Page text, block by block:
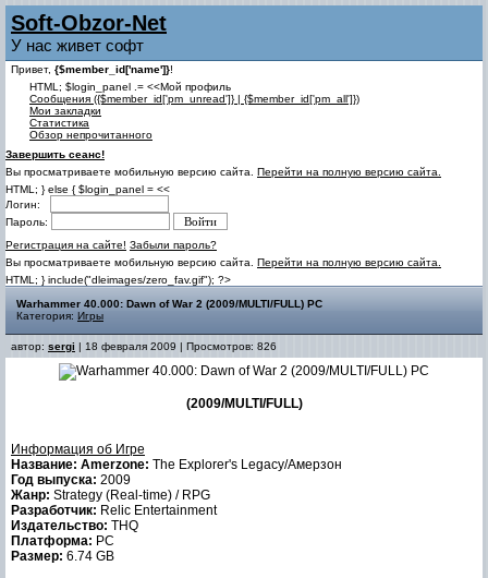
Soft-Obzor-Net
У нас живет софт
Привет, {$member_id['name']}!
HTML; $login_panel .= <<Мой профиль
Cообщения ({$member_id['pm_unread']} | {$member_id['pm_all']})
Мои закладки
Статистика
Обзор непрочитанного
Завершить сеанс!
Вы просматриваете мобильную версию сайта. Перейти на полную версию сайта.
HTML; } else { $login_panel = <<
Логин:
Пароль:
Регистрация на сайте! Забыли пароль?
Вы просматриваете мобильную версию сайта. Перейти на полную версию сайта.
HTML; } include("dleimages/zero_fav.gif"); ?>
Warhammer 40.000: Dawn of War 2 (2009/MULTI/FULL) PC
Категория: Игры
автор: sergi | 18 февраля 2009 | Просмотров: 826
(2009/MULTI/FULL)
Информация об Игре
Название: Amerzone: The Explorer's Legacy/Амерзон
Год выпуска: 2009
Жанр: Strategy (Real-time) / RPG
Разработчик: Relic Entertainment
Издательство: THQ
Платформа: PC
Размер: 6.74 GB